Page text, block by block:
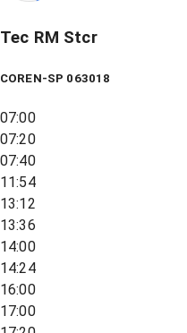
Tec RM Stcr
COREN-SP 063018
07:00
07:20
07:40
11:54
13:12
13:36
14:00
14:24
16:00
17:00